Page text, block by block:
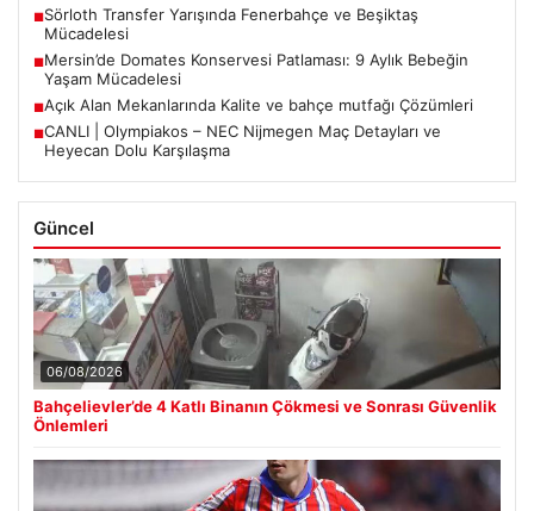
■Sörloth Transfer Yarışında Fenerbahçe ve Beşiktaş
Mücadelesi
■Mersin’de Domates Konservesi Patlaması: 9 Aylık Bebeğin
Yaşam Mücadelesi
■Açık Alan Mekanlarında Kalite ve bahçe mutfağı Çözümleri
■CANLI | Olympiakos – NEC Nijmegen Maç Detayları ve
Heyecan Dolu Karşılaşma
Güncel
06/08/2026
Bahçelievler’de 4 Katlı Binanın Çökmesi ve Sonrası Güvenlik
Önlemleri